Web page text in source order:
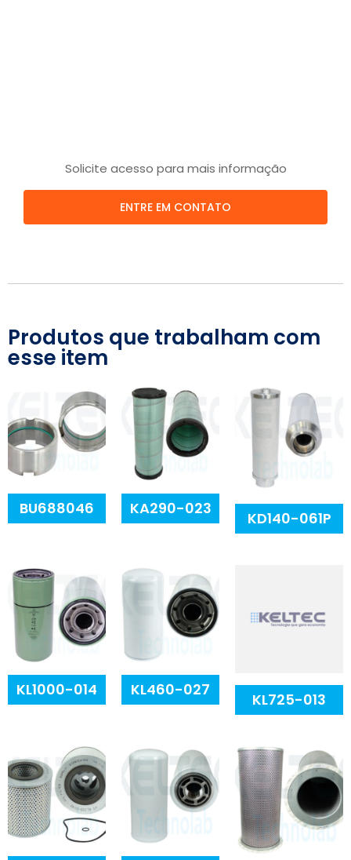
Solicite acesso para mais informação
ENTRE EM CONTATO
Produtos que trabalham com
esse item
BU688046 KA290-023
KD140-061P
KL1000-014 KL460-027
KL725-013